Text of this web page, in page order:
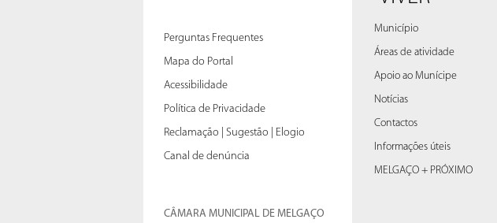
Perguntas Frequentes
Mapa do Portal
Acessibilidade
Política de Privacidade
Reclamação | Sugestão | Elogio
Canal de denúncia
CÂMARA MUNICIPAL DE MELGAÇO
Município
Áreas de atividade
Apoio ao Munícipe
Notícias
Contactos
Informações úteis
MELGAÇO + PRÓXIMO